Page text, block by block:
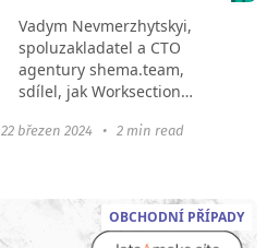
Vadym Nevmerzhytskyi,
spoluzakladatel a CTO
agentury shema.team,
sdílel, jak Worksection
týmu specialistů PPC. O
strukturované povahy
22 březen 2024 • 2 min read
OBCHODNÍ PŘÍPADY